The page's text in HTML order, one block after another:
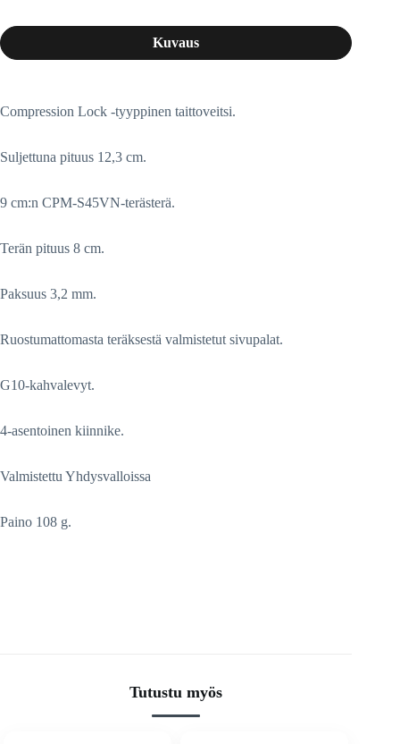
Kuvaus
Compression Lock -tyyppinen taittoveitsi.
Suljettuna pituus 12,3 cm.
9 cm:n CPM-S45VN-terästerä.
Terän pituus 8 cm.
Paksuus 3,2 mm.
Ruostumattomasta teräksestä valmistetut sivupalat.
G10-kahvalevyt.
4-asentoinen kiinnike.
Valmistettu Yhdysvalloissa
Paino 108 g.
Tutustu myös